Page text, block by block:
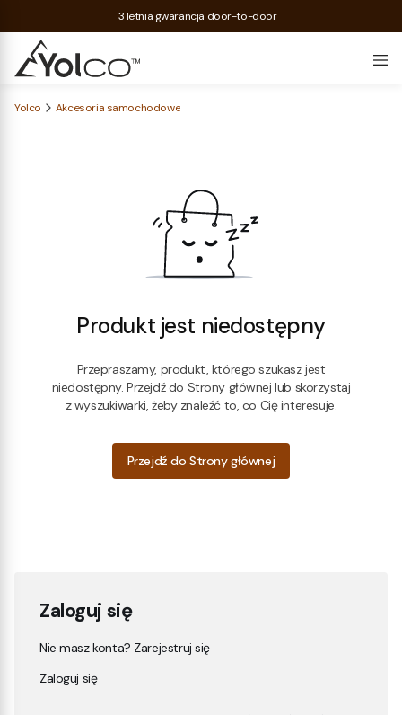
3 letnia gwarancja door-to-door
Yolco Akcesoria samochodowe
Produkt jest niedostępny
Przepraszamy, produkt, którego szukasz jest
niedostępny. Przejdź do Strony głównej lub skorzystaj
z wyszukiwarki, żeby znaleźć to, co Cię interesuje.
Przejdź do Strony głównej
Zaloguj się
Nie masz konta? Zarejestruj się
Zaloguj się